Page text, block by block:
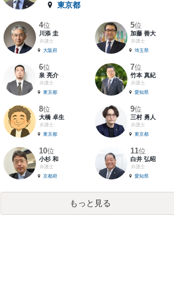
東京都
4位
川添 圭
弁護士
大阪府
5位
加藤 善大
弁護士
埼玉県
6位
泉 亮介
弁護士
東京都
7位
竹本 真紀
弁護士
愛知県
8位
大橋 卓生
弁護士
東京都
9位
三村 勇人
弁護士
東京都
10位
小杉 和
弁護士
京都府
11位
白井 弘昭
弁護士
愛知県
もっと見る